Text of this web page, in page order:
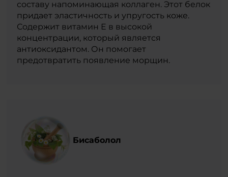
составу напоминающая коллаген. Этот белок
придает эластичность и упругость коже.
Содержит витамин Е в высокой
концентрации, который является
антиоксидантом. Он помогает
предотвратить появление морщин.
Бисаболол